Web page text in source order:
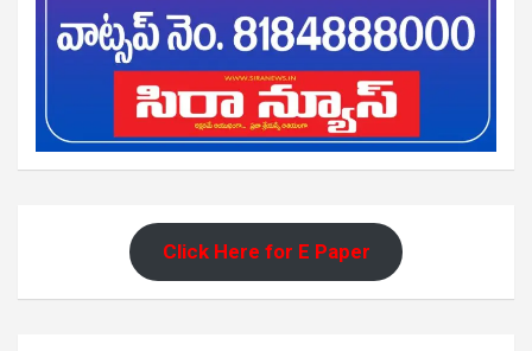
Click Here for E Paper